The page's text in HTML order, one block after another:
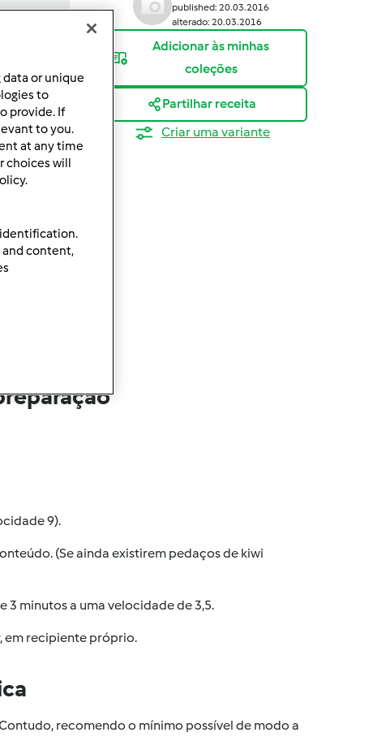
published: 20.03.2016
alterado: 20.03.2016
Adicionar às minhas
coleções
Partilhar receita
Criar uma variante
9).
(Se ainda existirem pedaços de kiwi
minutos a uma velocidade de 3,5.
em recipiente próprio.
recomendo o mínimo possível de modo a
data or unique
to
provide. If
to you.
at any time
choices will
and content,